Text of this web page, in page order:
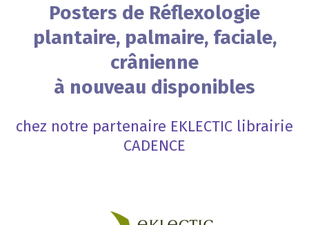
Posters de Réflexologie
plantaire, palmaire, faciale,
crânienne
à nouveau disponibles
chez notre partenaire EKLECTIC librairie
CADENCE